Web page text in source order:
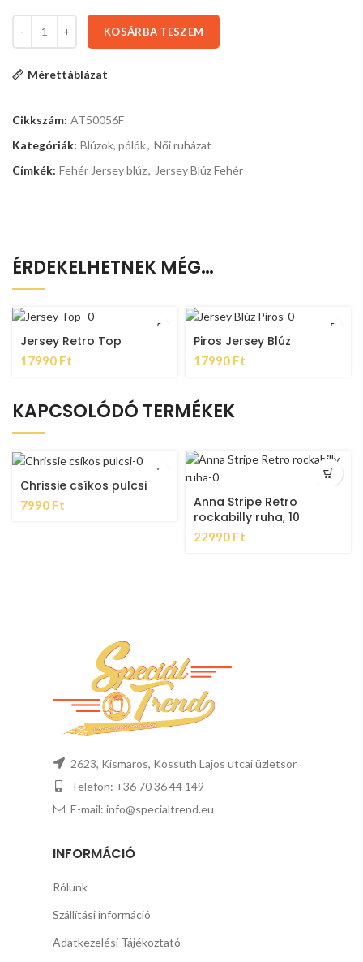
KOSÁRBA TESZEM
Mérettáblázat
Cikkszám: AT50056F
Kategóriák: Blúzok, pólók, Női ruházat
Címkék: Fehér Jersey blúz, Jersey Blúz Fehér
ÉRDEKELHETNEK MÉG…
Jersey Retro Top
17990 Ft
Piros Jersey Blúz
17990 Ft
KAPCSOLÓDÓ TERMÉKEK
Chrissie csíkos pulcsi
7990 Ft
Anna Stripe Retro
rockabilly ruha, 10
22990 Ft
2623, Kismaros, Kossuth Lajos utcai üzletsor
Telefon: +36 70 36 44 149
E-mail: info@specialtrend.eu
INFORMÁCIÓ
Rólunk
Szállítási információ
Adatkezelési Tájékoztató